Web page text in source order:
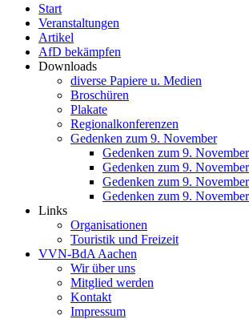
Start
Veranstaltungen
Artikel
AfD bekämpfen
Downloads
diverse Papiere u. Medien
Broschüren
Plakate
Regionalkonferenzen
Gedenken zum 9. November
Gedenken zum 9.
Gedenken zum 9.
Gedenken zum 9.
Gedenken zum 9.
Links
Organisationen
Touristik und Freizeit
VVN-BdA Aachen
Wir über uns
Mitglied werden
Kontakt
Impressum